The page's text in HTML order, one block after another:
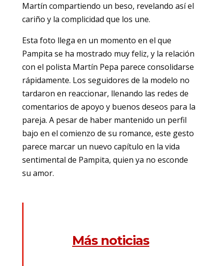
Martín compartiendo un beso, revelando así el
cariño y la complicidad que los une.
Esta foto llega en un momento en el que
Pampita se ha mostrado muy feliz, y la relación
con el polista Martín Pepa parece consolidarse
rápidamente. Los seguidores de la modelo no
tardaron en reaccionar, llenando las redes de
comentarios de apoyo y buenos deseos para la
pareja. A pesar de haber mantenido un perfil
bajo en el comienzo de su romance, este gesto
parece marcar un nuevo capítulo en la vida
sentimental de Pampita, quien ya no esconde
su amor.
Más noticias